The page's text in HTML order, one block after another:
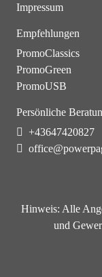
Impressum
Empfehlungen
PromoClassics
PromoGreen
PromoUSB
Persönliche
+43647420827
Hinweis: Alle
und